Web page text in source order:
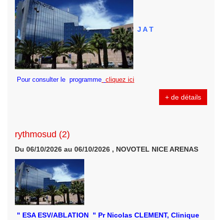
J A T
Pour consulter le programme cliquez ici
+ de détails
rythmosud (2)
Du 06/10/2026 au 06/10/2026 , NOVOTEL NICE ARENAS
" ESA ESV/ABLATION " Pr Nicolas CLEMENT, Clinique